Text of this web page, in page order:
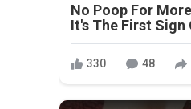
No Poop For
It's The First Sign
330 48